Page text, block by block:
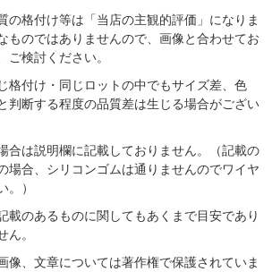
の格付け等は「当店の主観的評価」になりま
ものではありませんので、画像と合わせてお
ご検討ください。
格付け・同じロットの中でもサイズ差、色
判断する程度の品質差は生じる場合がござい
合は説明欄に記載しておりません。（記載の
場合、シリコンゴムは通りませんのでワイヤ
。）
載のあるものに関してもあくまで目安であり
ん。
像、文章については著作権で保護されていま